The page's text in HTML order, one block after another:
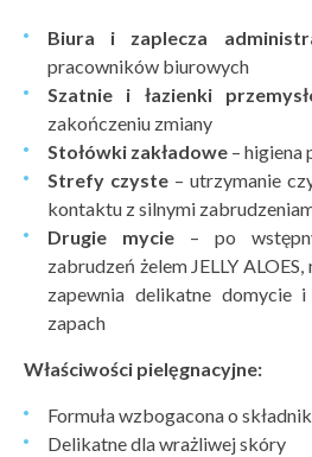
Biura i zaplecza
pracowników biurowych
Szatnie i łazienki
zakończeniu zmiany
Stołówki zakładowe – higiena
Strefy czyste – utrzymanie
kontaktu z silnymi
Drugie mycie – po
zabrudzeń żelem JELLY
zapewnia delikatne domycie
zapach
Właściwości pielęgnacyjne:
Formuła wzbogacona o
Delikatne dla wrażliwej skóry